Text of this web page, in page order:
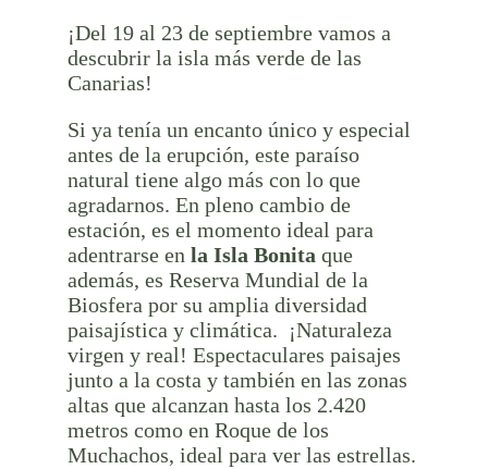
¡Del 19 al 23 de septiembre vamos a
descubrir la isla más verde de las
Canarias!
Si ya tenía un encanto único y especial
antes de la erupción, este paraíso
natural tiene algo más con lo que
agradarnos. En pleno cambio de
estación, es el momento ideal para
adentrarse en la Isla Bonita que
además, es Reserva Mundial de la
Biosfera por su amplia diversidad
paisajística y climática. ¡Naturaleza
virgen y real! Espectaculares paisajes
junto a la costa y también en las zonas
altas que alcanzan hasta los 2.420
metros como en Roque de los
Muchachos, ideal para ver las estrellas.